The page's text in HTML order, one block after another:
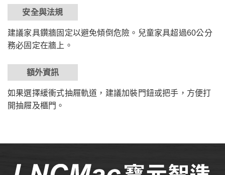
安全與法規
建議家具鑽牆固定以避免傾倒危險。兒童家具超過60公分
務必固定在牆上。
額外資訊
如果選擇緩衝式抽屜軌道，建議加裝門鈕或把手，方便打
開抽屜及櫃門。